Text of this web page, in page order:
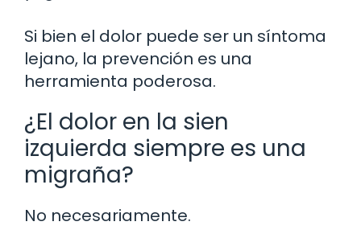
Si bien el dolor puede ser un síntoma
lejano, la prevención es una
herramienta poderosa.
¿El dolor en la sien
izquierda siempre es una
migraña?
No necesariamente.